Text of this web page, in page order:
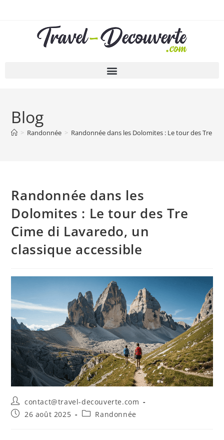
Blog
> Randonnée > Randonnée dans les Dolomites : Le tour des Tre
Randonnée dans les
Dolomites : Le tour des Tre
Cime di Lavaredo, un
classique accessible
contact@travel-decouverte.com
26 août 2025
Randonnée